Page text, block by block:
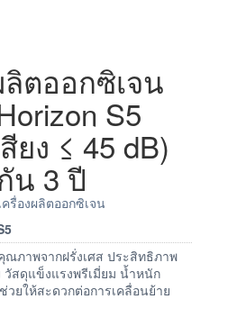
ลิตออกซิเจน
S5
ยง ≤ 45 dB)
น 3 ปี
ครื่องผลิตออกซิเจน
ภาพจากฝรั่งเศส ประสิทธิภาพ
สดุแข็งแรงพรีเมี่ยม น้ำหนัก
วยให้สะดวกต่อการเคลื่อนย้าย